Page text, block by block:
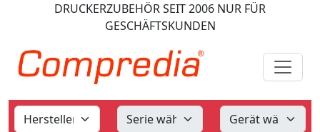
DRUCKERZUBEHÖRSEIT 2006 NUR FÜR
GESCHÄFTSKUNDEN